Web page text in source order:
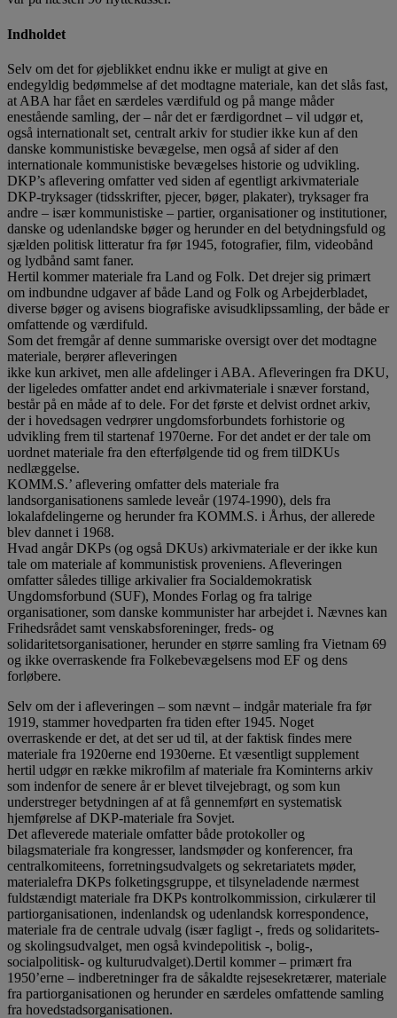
Indholdet
Selv om det for øjeblikket endnu ikke er muligt at give en
endegyldig bedømmelse af det modtagne materiale, kan det slås fast,
at ABA har fået en særdeles værdifuld og på mange måder
enestående samling, der – når det er færdigordnet – vil udgør et,
også internationalt set, centralt arkiv for studier ikke kun af den
danske kommunistiske bevægelse, men også af sider af den
internationale kommunistiske bevægelses historie og udvikling.
DKP’s aflevering omfatter ved siden af egentligt arkivmateriale
DKP-tryksager (tidsskrifter, pjecer, bøger, plakater), tryksager fra
andre – især kommunistiske – partier, organisationer og institutioner,
danske og udenlandske bøger og herunder en del betydningsfuld og
sjælden politisk litteratur fra før 1945, fotografier, film, videobånd
og lydbånd samt faner.
Hertil kommer materiale fra Land og Folk. Det drejer sig primært
om indbundne udgaver af både Land og Folk og Arbejderbladet,
diverse bøger og avisens biografiske avisudklipssamling, der både er
omfattende og værdifuld.
Som det fremgår af denne summariske oversigt over det modtagne
materiale, berører afleveringen
ikke kun arkivet, men alle afdelinger i ABA. Afleveringen fra DKU,
der ligeledes omfatter andet end arkivmateriale i snæver forstand,
består på en måde af to dele. For det første et delvist ordnet arkiv,
der i hovedsagen vedrører ungdomsforbundets forhistorie og
udvikling frem til startenaf 1970erne. For det andet er der tale om
uordnet materiale fra den efterfølgende tid og frem tilDKUs
nedlæggelse.
KOMM.S.’ aflevering omfatter dels materiale fra
landsorganisationens samlede leveår (1974-1990), dels fra
lokalafdelingerne og herunder fra KOMM.S. i Århus, der allerede
blev dannet i 1968.
Hvad angår DKPs (og også DKUs) arkivmateriale er der ikke kun
tale om materiale af kommunistisk proveniens. Afleveringen
omfatter således tillige arkivalier fra Socialdemokratisk
Ungdomsforbund (SUF), Mondes Forlag og fra talrige
organisationer, som danske kommunister har arbejdet i. Nævnes kan
Frihedsrådet samt venskabsforeninger, freds- og
solidaritetsorganisationer, herunder en større samling fra Vietnam 69
og ikke overraskende fra Folkebevægelsens mod EF og dens
forløbere.
Selv om der i afleveringen – som nævnt – indgår materiale fra før
1919, stammer hovedparten fra tiden efter 1945. Noget
overraskende er det, at det ser ud til, at der faktisk findes mere
materiale fra 1920erne end 1930erne. Et væsentligt supplement
hertil udgør en række mikrofilm af materiale fra Kominterns arkiv
som indenfor de senere år er blevet tilvejebragt, og som kun
understreger betydningen af at få gennemført en systematisk
hjemførelse af DKP-materiale fra Sovjet.
Det afleverede materiale omfatter både protokoller og
bilagsmateriale fra kongresser, landsmøder og konferencer, fra
centralkomiteens, forretningsudvalgets og sekretariatets møder,
materialefra DKPs folketingsgruppe, et tilsyneladende nærmest
fuldstændigt materiale fra DKPs kontrolkommission, cirkulærer til
partiorganisationen, indenlandsk og udenlandsk korrespondence,
materiale fra de centrale udvalg (især fagligt -, freds og solidaritets-
og skolingsudvalget, men også kvindepolitisk -, bolig-,
socialpolitisk- og kulturudvalget).Dertil kommer – primært fra
1950’erne – indberetninger fra de såkaldte rejsesekretærer, materiale
fra partiorganisationen og herunder en særdeles omfattende samling
fra hovedstadsorganisationen.